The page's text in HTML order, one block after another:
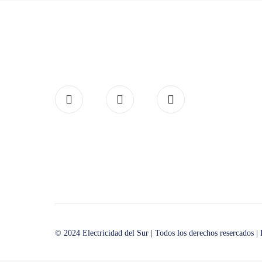
© 2024 Electricidad del Sur | Todos los derechos resercados